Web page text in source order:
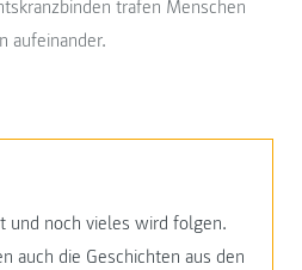
trafen Menschen
aufeinander.
und noch vieles wird folgen.
auch die Geschichten aus den